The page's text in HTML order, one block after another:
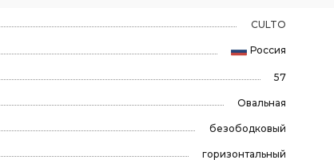
CULTO
Россия
57
Овальная
безободковый
горизонтальный